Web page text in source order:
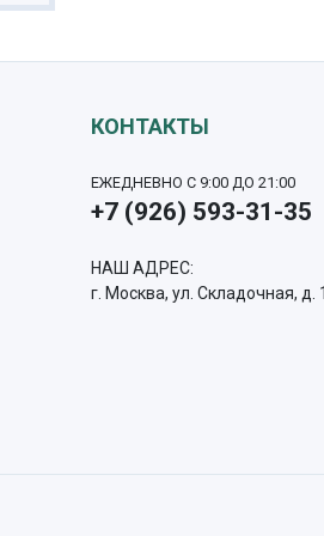
КОНТАКТЫ
ЕЖЕДНЕВНО С 9:00 ДО 21:00
+7 (926) 593-31-35
НАШ АДРЕС:
г. Москва, ул. Складочная, д.